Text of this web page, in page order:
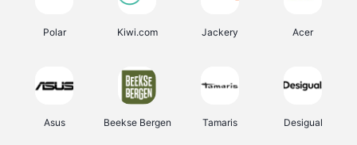
Polar Kiwi.com Jackery Acer
Asus Beekse Bergen Tamaris Desigual